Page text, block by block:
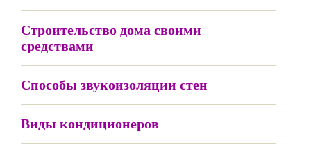
Строительство дома своими
средствами
Способы звукоизоляции стен
Виды кондиционеров